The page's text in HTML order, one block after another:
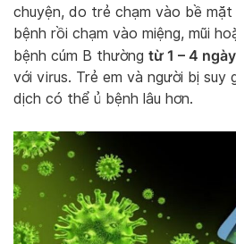
chuyện, do trẻ chạm vào bề
bệnh rồi chạm vào miệng, mũi
bệnh cúm B thường từ 1 – 4 ngày
với virus. Trẻ em và người bị suy
dịch có thể ủ bệnh lâu hơn.